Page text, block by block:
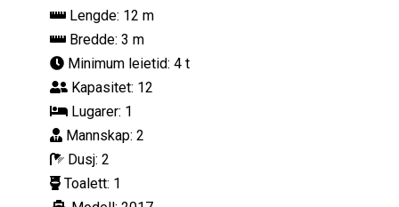
Lengde: 12 m
Bredde: 3 m
Minimum leietid: 4 t
Kapasitet: 12
Lugarer: 1
Mannskap: 2
Dusj: 2
Toalett: 1